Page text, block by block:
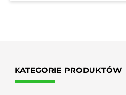
KATEGORIE PRODUKTÓW